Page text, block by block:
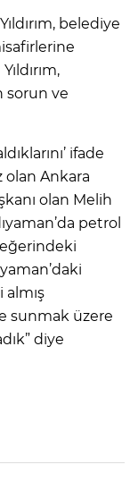
belediye
sorun ve
ifade
olan Ankara
olan Melih
petrol
sunmak üzere
diye